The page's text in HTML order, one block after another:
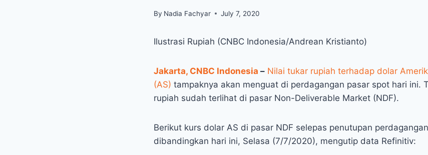
By Nadia Fachyar July 7, 2020
Ilustrasi Rupiah (CNBC Indonesia/Andrean Kristianto)
Jakarta, CNBC Indonesia – Nilai tukar rupiah terhadap dolar
(AS) tampaknya akan menguat di perdagangan pasar spot hari ini.
rupiah sudah terlihat di pasar Non-Deliverable Market (NDF).
Berikut kurs dolar AS di pasar NDF selepas penutupan
dibandingkan hari ini, Selasa (7/7/2020), mengutip data Refinitiv: